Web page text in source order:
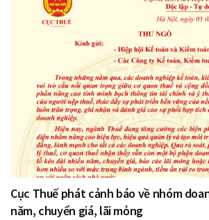
Cục Thuế phát cảnh báo về nhóm
năm, chuyển giá, lãi mỏng